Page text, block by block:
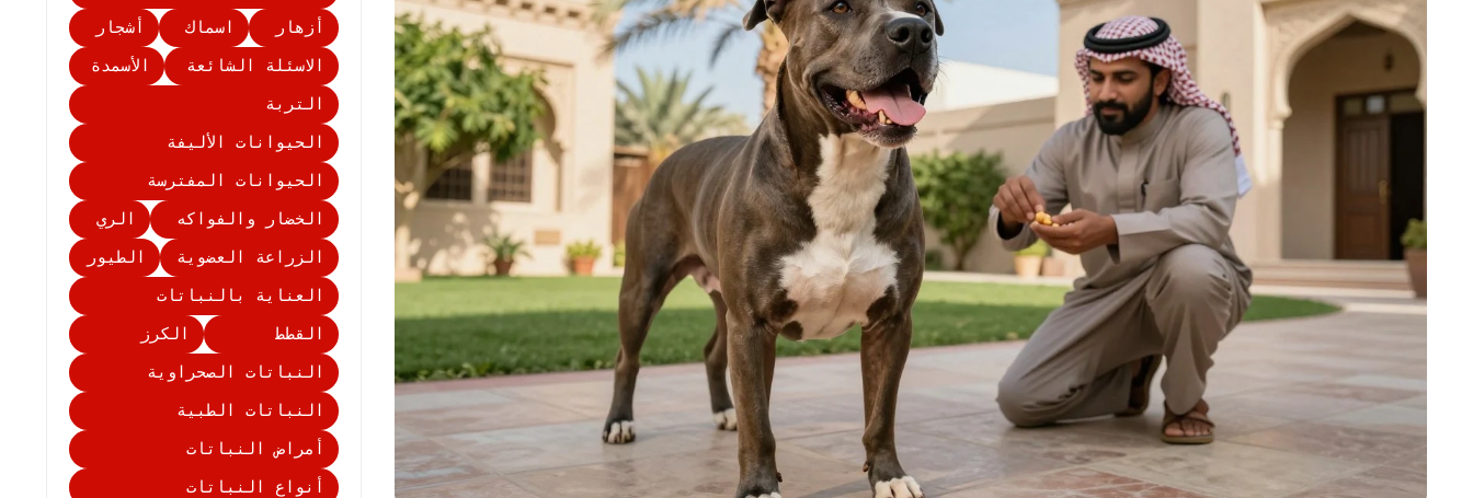
أزهار
اسماك
أشجار
الاسئلة الشائعة
الأسمدة
التربة
الحيوانات الأليفة
الحيوانات المفترسة
الخضار والفواكه
الري
الزراعة العضوية
الطيور
العناية بالنباتات
القطط
الكرز
النباتات الصحراوية
النباتات الطبية
أمراض النباتات
أنواع النباتات